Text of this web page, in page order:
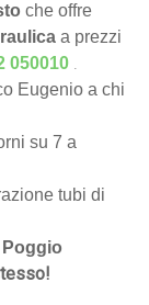
che offre
a prezzi
050010 .
Eugenio a chi
su 7 a
tubi di